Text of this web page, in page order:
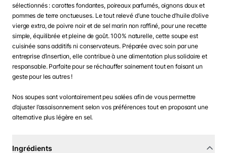
sélectionnés : carottes fondantes, poireaux parfumés, oignons doux et
pommes de terre onctueuses. Le tout relevé d’une touche d’huile d’olive
vierge extra, de poivre noir et de sel marin non raffiné, pour une recette
simple, équilibrée et pleine de goût. 100% naturelle, cette soupe est
cuisinée sans additifs ni conservateurs. Préparée avec soin par une
entreprise d’insertion, elle contribue à une alimentation plus solidaire et
responsable. Parfaite pour se réchauffer sainement tout en faisant un
geste pour les autres !
Nos soupes sont volontairement peu salées afin de vous permettre
d’ajuster l’assaisonnement selon vos préférences tout en proposant une
alternative plus légère en sel.
Ingrédients